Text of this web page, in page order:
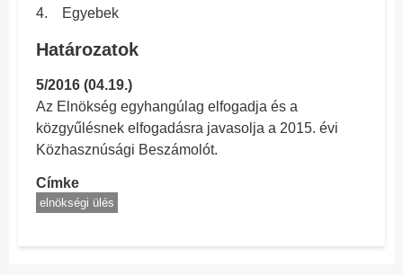
4. Egyebek
Határozatok
5/2016 (04.19.)
Az Elnökség egyhangúlag elfogadja és a
közgyűlésnek elfogadásra javasolja a 2015. évi
Közhasznúsági Beszámolót.
Címke
elnökségi ülés